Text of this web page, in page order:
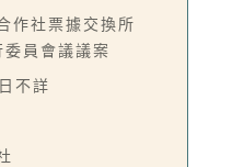
作社票據交換所
員會議議案
不詳